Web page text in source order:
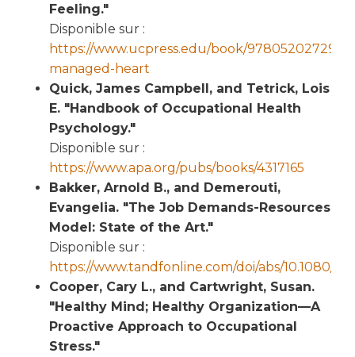
Feeling."
Disponible sur :
https://www.ucpress.edu/book/
managed-heart
Quick, James Campbell, and Tetrick, Lois
E. "Handbook of Occupational Health
Psychology."
Disponible sur :
https://www.apa.org/pubs/books/4317165
Bakker, Arnold B., and Demerouti,
Evangelia. "The Job Demands-Resources
Model: State of the Art."
Disponible sur :
https://www.tandfonline.com/doi/abs/10.1080/
Cooper, Cary L., and Cartwright, Susan.
"Healthy Mind; Healthy Organization—A
Proactive Approach to Occupational
Stress."